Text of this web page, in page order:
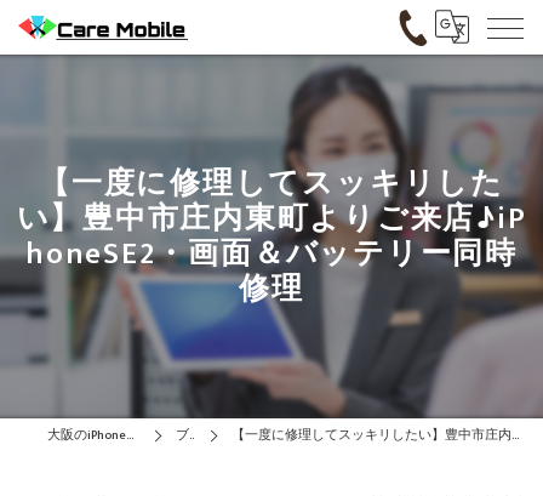
【一度に修理してスッキリした
い】豊中市庄内東町よりご来店♪iP
honeSE2・画面＆バッテリー同時
修理
大阪のiPhone修理はCare Mobile ブログ 【一度に修理してスッキリしたい】豊中市庄内東町よりご来店♪iPhoneSE2・画面＆バッテリー同時修理